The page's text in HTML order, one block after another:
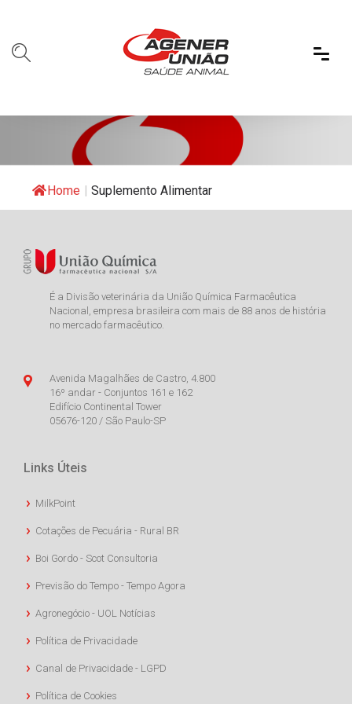
Home | Suplemento Alimentar
É a Divisão veterinária da União Química Farmacêutica
Nacional, empresa brasileira com mais de 88 anos de história
no mercado farmacêutico.
Avenida Magalhães de Castro, 4.800
16º andar - Conjuntos 161 e 162
Edifício Continental Tower
05676-120 / São Paulo-SP
Links Úteis
MilkPoint
Cotações de Pecuária - Rural BR
Boi Gordo - Scot Consultoria
Previsão do Tempo - Tempo Agora
Agronegócio - UOL Notícias
Política de Privacidade
Canal de Privacidade - LGPD
Política de Cookies